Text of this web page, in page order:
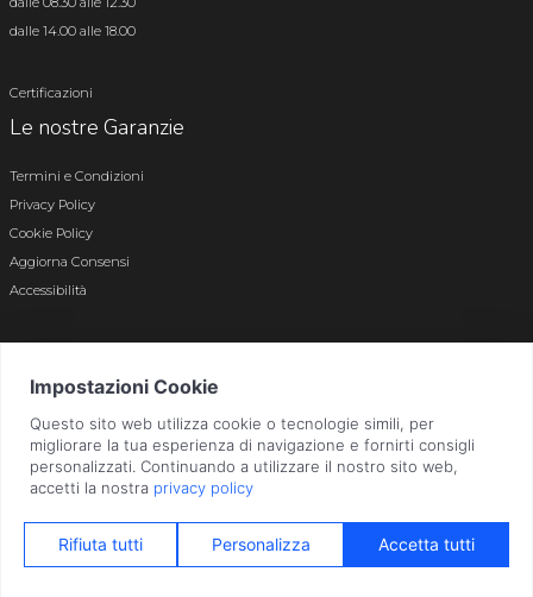
dalle 14.00 alle 18.00
Certificazioni
Le nostre Garanzie
Termini e Condizioni
Privacy Policy
Cookie Policy
Aggiorna Consensi
Accessibilità
Bergamo n. 01496180165 · Capitale Sociale i.v. € 800.000,00